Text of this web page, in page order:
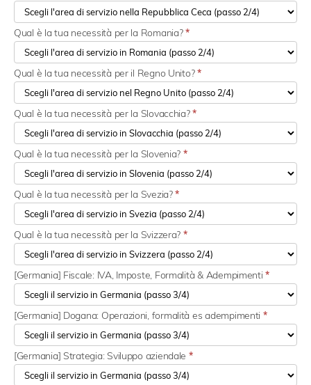
Qual è la tua necessità per la Romania?*
Qual è la tua necessità per il Regno Unito?*
Qual è la tua necessità per la Slovacchia?*
Qual è la tua necessità per la Slovenia? *
Qual è la tua necessità per la Svezia?*
Qual è la tua necessità per la Svizzera? *
[Germania] Fiscale: IVA, Imposte, Formalità & Adempimenti*
[Germania] Dogana: Operazioni, formalità es adempimenti *
[Germania] Strategia: Sviluppo aziendale *